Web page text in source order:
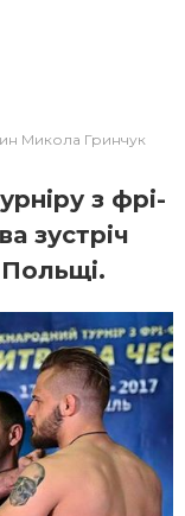
Микола Гринчук
з фрі-
зустріч
Польщі.